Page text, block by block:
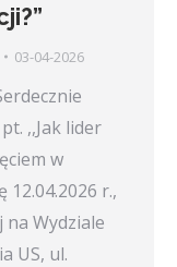
03-04-2026
,,Jak lider
w
12.04.2026 r.,
na Wydziale
US, ul.